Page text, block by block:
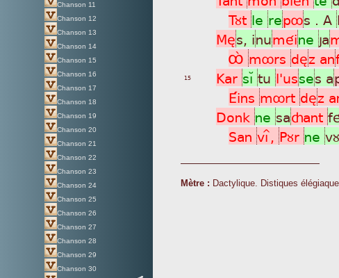
Chanson 11
Chanson 12
Chanson 13
Chanson 14
Chanson 15
Chanson 16
Chanson 17
Chanson 18
Chanson 19
Chanson 20
Chanson 21
Chanson 22
Chanson 23
Chanson 24
Chanson 25
Chanson 26
Chanson 27
Chanson 28
Chanson 29
Chanson 30
Tùt le repôs . A
Mès, inuméine ja
Ôá môrs dèz an
15 Kar sìÁ tu l'usses a
Éins môrt dèz
Donk ne saçant
San vìî, Pùr ne vù
Mètre : Dactylique. Distiques